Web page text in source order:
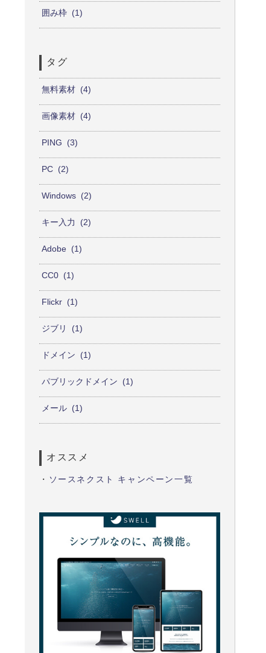
囲み枠 1
タグ
無料素材 4
画像素材 4
PING 3
PC 2
Windows 2
キー入力 2
Adobe 1
CC0 1
Flickr 1
ジブリ 1
ドメイン 1
パブリックドメイン 1
メール 1
オススメ
・ ソースネクスト キャンペーン一覧